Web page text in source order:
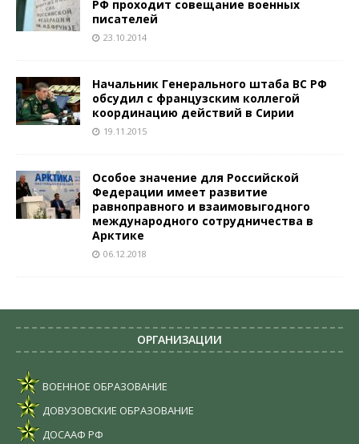
РФ проходит совещание военных
писателей
23.10.2014
Начальник Генерального штаба ВС РФ
обсудил с французским коллегой
координацию действий в Сирии
19.11.2015
Особое значение для Российской
Федерации имеет развитие
равноправного и взаимовыгодного
международного сотрудничества в
Арктике
06.12.2018
ОРГАНИЗАЦИИ
ВОЕННОЕ ОБРАЗОВАНИЕ
ДОВУЗОВСКИЕ ОБРАЗОВАНИЕ
ДОСААФ РФ